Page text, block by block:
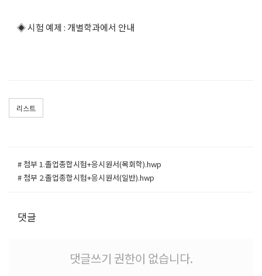
◈ 시험 예제 : 개별학과에서 안내
리스트
# 첨부 1.졸업종합시험+응시원서(목회학).hwp
# 첨부 2.졸업종합시험+응시원서(일반).hwp
댓글
댓글쓰기 권한이 없습니다.